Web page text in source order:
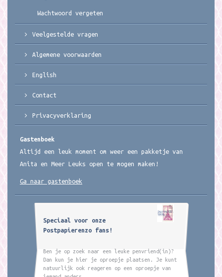
Wachtwoord vergeten
Veelgestelde vragen
Algemene voorwaarden
English
Contact
Privacyverklaring
Gastenboek
Altijd een leuk moment om weer een pakketje van
Anita en Meer Leuks open te mogen maken!
Ga naar gastenboek
Speciaal voor onze
Postpapierenzo fans!
Ben je op zoek naar een leuke penvriend(in)?
Dan kun je hier je oproepje plaatsen. Je kunt
natuurlijk ook reageren op een oproepje van